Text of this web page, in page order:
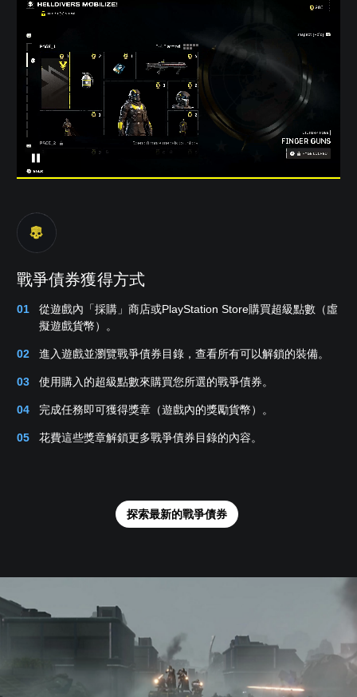
戰爭債券獲得方式
從遊戲內「採購」商店或PlayStation Store購買超級點數（虛
擬遊戲貨幣）。
進入遊戲並瀏覽戰爭債券目錄，查看所有可以解鎖的裝備。
使用購入的超級點數來購買您所選的戰爭債券。
完成任務即可獲得獎章（遊戲內的獎勵貨幣）。
花費這些獎章解鎖更多戰爭債券目錄的內容。
探索最新的戰爭債券